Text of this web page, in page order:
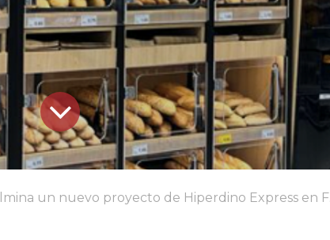
un nuevo proyecto de Hiperdino Express en Fuerteventura